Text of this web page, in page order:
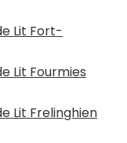
Lit Fort-
Lit Fourmies
Lit Frelinghien